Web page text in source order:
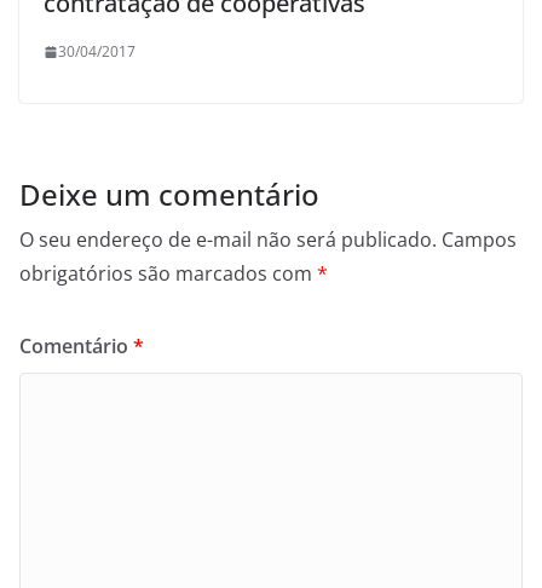
30/04/2017
Deixe um comentário
O seu endereço de e-mail não será publicado. Campos
obrigatórios são marcados com *
Comentário *